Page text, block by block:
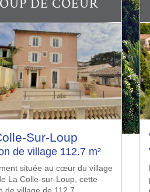
DE COEUR
m²
individuelle de plain-pied de
habitables avec cellier de 10